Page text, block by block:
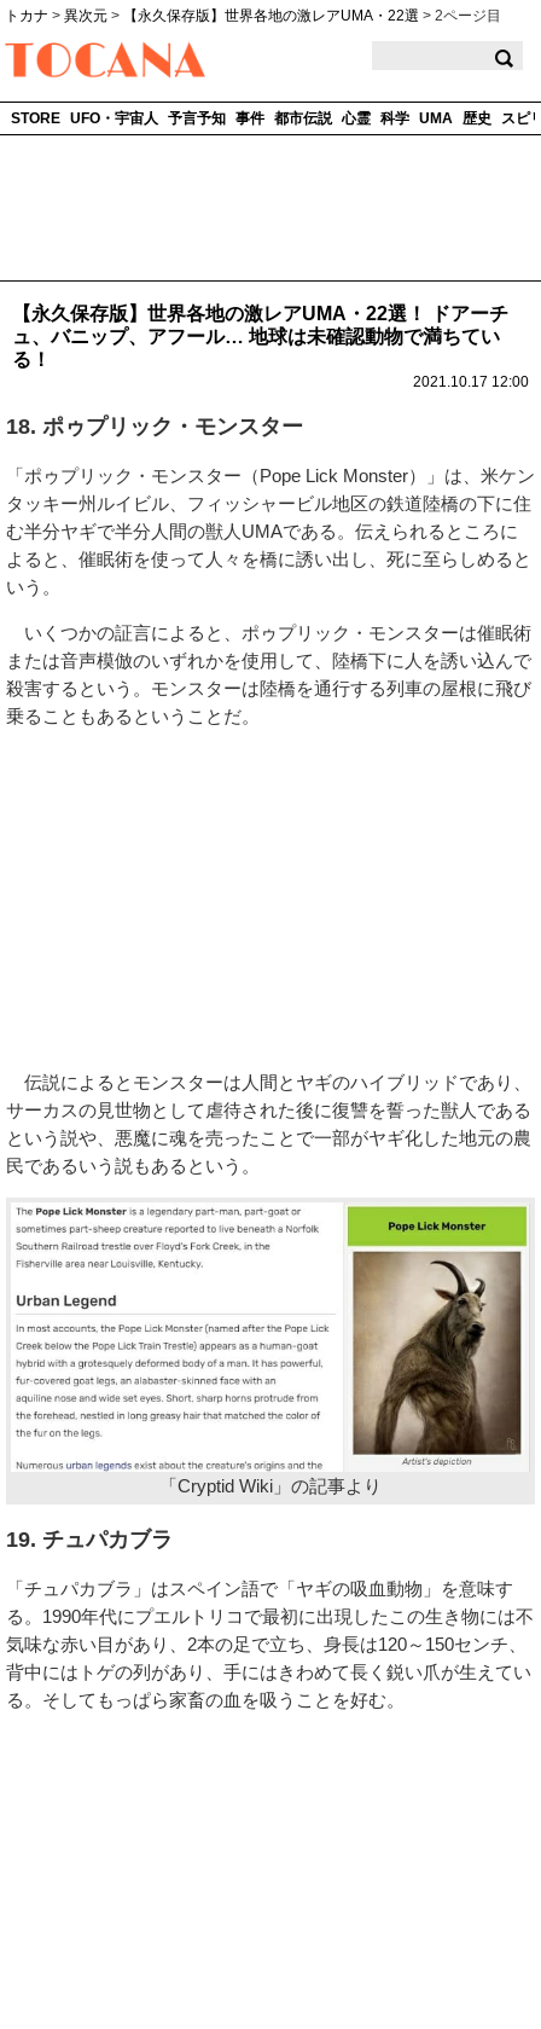
トカナ > 異次元 > 【永久保存版】世界各地の激レアUMA・22選 > 2ページ目
STORE UFO・宇宙人 予言予知 事件 都市伝説 心霊 科学 UMA 歴史 スピ
【永久保存版】世界各地の激レアUMA・22選！ ドアーチ
ュ、バニップ、アフール… 地球は未確認動物で満ちてい
る！
2021.10.17 12:00
18. ポゥプリック・モンスター
「ポゥプリック・モンスター（Pope Lick Monster）」は、米ケン
タッキー州ルイビル、フィッシャービル地区の鉄道陸橋の下に住
む半分ヤギで半分人間の獣人UMAである。伝えられるところに
よると、催眠術を使って人々を橋に誘い出し、死に至らしめると
いう。
いくつかの証言によると、ポゥプリック・モンスターは催眠術
または音声模倣のいずれかを使用して、陸橋下に人を誘い込んで
殺害するという。モンスターは陸橋を通行する列車の屋根に飛び
乗ることもあるということだ。
伝説によるとモンスターは人間とヤギのハイブリッドであり、
サーカスの見世物として虐待された後に復讐を誓った獣人である
という説や、悪魔に魂を売ったことで一部がヤギ化した地元の農
民であるいう説もあるという。
「Cryptid Wiki」の記事より
19. チュパカブラ
「チュパカブラ」はスペイン語で「ヤギの吸血動物」を意味す
る。1990年代にプエルトリコで最初に出現したこの生き物には不
気味な赤い目があり、2本の足で立ち、身長は120～150センチ、
背中にはトゲの列があり、手にはきわめて長く鋭い爪が生えてい
る。そしてもっぱら家畜の血を吸うことを好む。